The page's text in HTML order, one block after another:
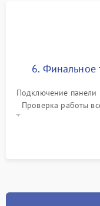
6. Финальное
Подключение панели
Проверка работы
Тестирование
остаточного